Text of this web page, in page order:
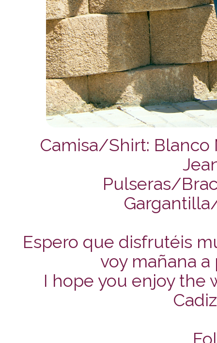
Camisa/Shirt: Blanco
Pulseras/
Espero que disfrutéis
voy mañana a
I hope you enjoy the